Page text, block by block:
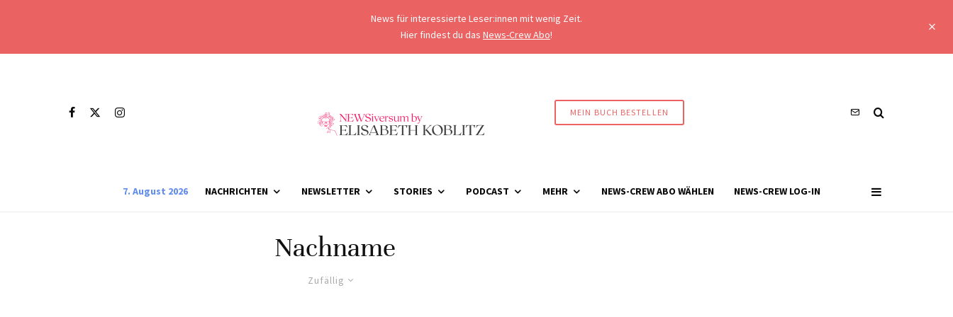
News für interessierte Leser:innen mit wenig Zeit.
Hier findest du das News-Crew Abo!
MEIN BUCH BESTELLEN
7. August 2026 NACHRICHTEN NEWSLETTER STORIES PODCAST MEHR NEWS-CREW ABO WÄHLEN NEWS-CREW LOG-IN
Nachname
Zufällig